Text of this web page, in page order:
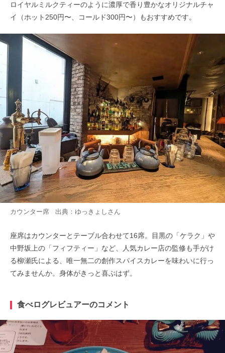
ロイヤルミルクティーのように濃厚で香り豊かなオリジナルチャ
イ（ホット250円〜、コールド300円〜）もおすすめです。
カウンター席 出典： ゆっきょし さん
座席はカウンターとテーブル合わせて16席。目黒の「ケラク」や
中野坂上の「フィフティー」など、人気カレー店の監修も手がけ
る柳瀬氏による、唯一無二の創作スパイスカレーを味わいに行っ
てみませんか。身体がきっと喜ぶはず。
食べログレビュアーのコメント